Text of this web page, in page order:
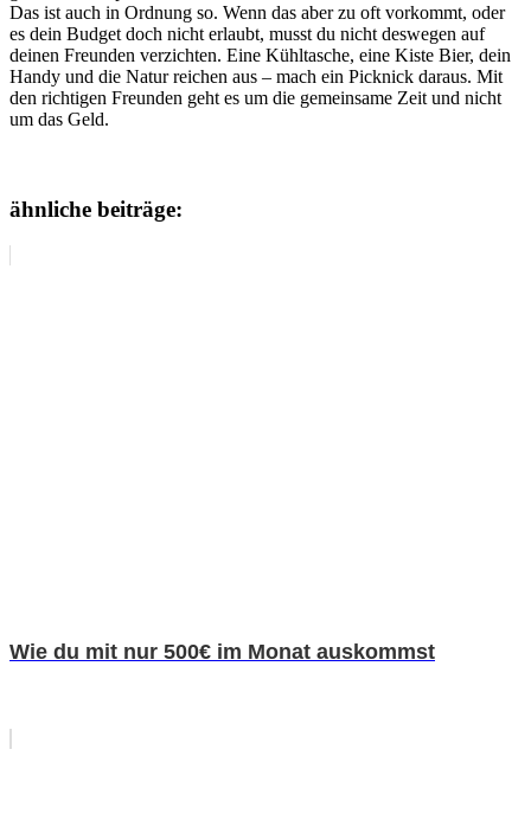
Das ist auch in Ordnung so. Wenn das aber zu oft vorkommt, oder
es dein Budget doch nicht erlaubt, musst du nicht deswegen auf
deinen Freunden verzichten. Eine Kühltasche, eine Kiste Bier, dein
Handy und die Natur reichen aus – mach ein Picknick daraus. Mit
den richtigen Freunden geht es um die gemeinsame Zeit und nicht
um das Geld.
ähnliche beiträge:
Wie du mit nur 500€ im Monat auskommst